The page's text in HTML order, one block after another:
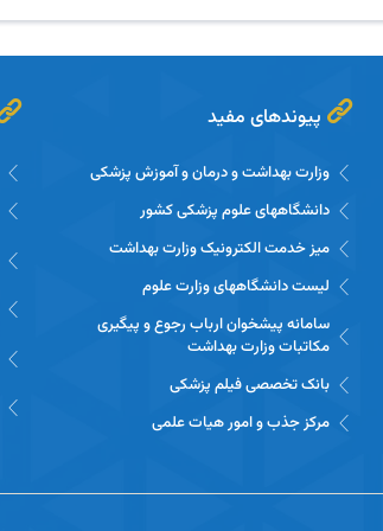
پیوندهای مفید
وزارت بهداشت و درمان و آموزش پزشکی
دانشگاههای علوم پزشکی کشور
میز خدمت الکترونیک وزارت بهداشت
لیست دانشگاههای وزارت علوم
سامانه پیشخوان ارباب رجوع و پیگیری
مکاتبات وزارت بهداشت
بانک تخصصی فیلم پزشکی
مرکز جذب و امور هیات علمی